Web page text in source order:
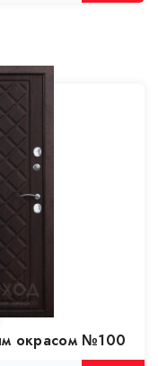
окрасом №100